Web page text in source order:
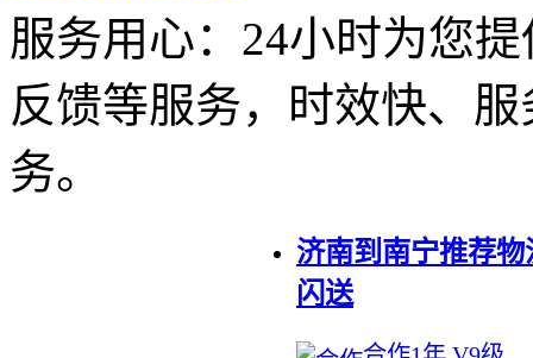
服务用心： 24小时为您
反馈等服务，时效快、
务。
济南到南宁推荐
闪送